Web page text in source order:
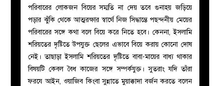
পরিবারের লোকজন বিয়ের সম্মতি না দেয় তবে গুনাহয় জড়িয়ে
পড়ার ঝুঁকি থেকে আত্মরক্ষার স্বার্থে নিজ সিদ্ধান্তে পছন্দনীয় মেয়ের
পরিবারের সঙ্গে কথা বলে বিয়ে করে নিতে হবে। কেননা, ইসলামি
শরিয়তের দৃষ্টিতে উপযুক্ত ছেলের এভাবে বিয়ে করায় কোনো দোষ
নেই। তাছাড়া ইসলামি শরিয়তের দৃষ্টিতে বাবা-মায়ের বাধ্য থাকার
বিষয়টি কেবল বৈধ কাজের সঙ্গে সম্পর্কযুক্ত। সুতরাং যদি তাঁরা
ফরযে আইন, ওয়াজিব কিংবা সুন্নাতে মুয়াক্কাদা বর্জন করতে বলেন